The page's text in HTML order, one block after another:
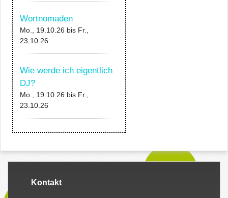
Wortnomaden
Mo., 19.10.26 bis Fr.,
23.10.26
Wie werde ich eigentlich
DJ?
Mo., 19.10.26 bis Fr.,
23.10.26
Kontakt